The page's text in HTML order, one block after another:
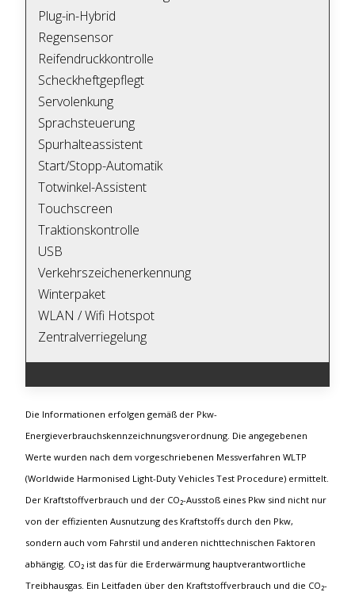
Plug-in-Hybrid
Regensensor
Reifendruckkontrolle
Scheckheftgepflegt
Servolenkung
Sprachsteuerung
Spurhalteassistent
Start/Stopp-Automatik
Totwinkel-Assistent
Touchscreen
Traktionskontrolle
USB
Verkehrszeichenerkennung
Winterpaket
WLAN / Wifi Hotspot
Zentralverriegelung
Die Informationen erfolgen gemäß der Pkw-
Energieverbrauchskennzeichnungsverordnung. Die angegebenen
Werte wurden nach dem vorgeschriebenen Messverfahren WLTP
(Worldwide Harmonised Light-Duty Vehicles Test Procedure) ermittelt.
Der Kraftstoffverbrauch und der CO₂-Ausstoß eines Pkw sind nicht nur
von der effizienten Ausnutzung des Kraftstoffs durch den Pkw,
sondern auch vom Fahrstil und anderen nichttechnischen Faktoren
abhängig. CO₂ ist das für die Erderwärmung hauptverantwortliche
Treibhausgas. Ein Leitfaden über den Kraftstoffverbrauch und die CO₂-